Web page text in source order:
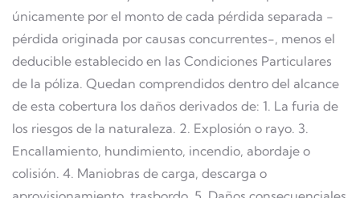
únicamente por el monto de cada pérdida separada -
pérdida originada por causas concurrentes-, menos el
deducible establecido en las Condiciones Particulares
de la póliza. Quedan comprendidos dentro del alcance
de esta cobertura los daños derivados de: 1. La furia de
los riesgos de la naturaleza. 2. Explosión o rayo. 3.
Encallamiento, hundimiento, incendio, abordaje o
colisión. 4. Maniobras de carga, descarga o